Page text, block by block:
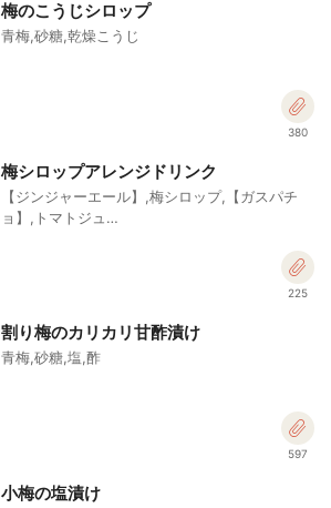
梅のこうじシロップ
青梅,砂糖,乾燥こうじ
380
梅シロップアレンジドリンク
【ジンジャーエール】,梅シロップ,【ガスパチ
ョ】,トマトジュ…
225
割り梅のカリカリ甘酢漬け
青梅,砂糖,塩,酢
597
小梅の塩漬け